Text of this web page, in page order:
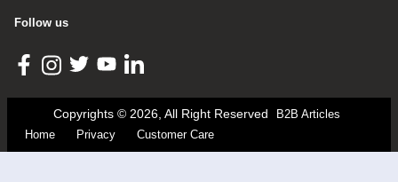
Follow us
Copyrights © 2026, All Right Reserved
B2B Articles
Home
Privacy Customer Care